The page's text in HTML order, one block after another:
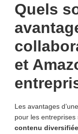
Quels
et
Les avantages
pour les
contenu diversifiée